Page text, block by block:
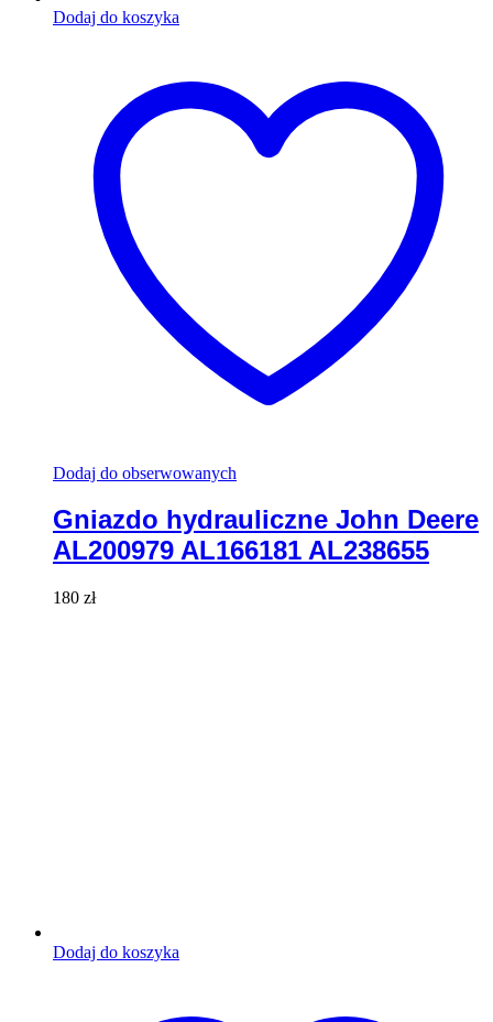
Dodaj do koszyka
Dodaj do obserwowanych
Gniazdo hydrauliczne John Deere
AL200979 AL166181 AL238655
180 zł
Dodaj do koszyka